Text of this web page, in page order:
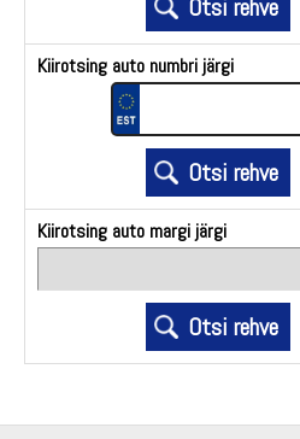
Kiirotsing auto numbri järgi
Kiirotsing auto margi järgi